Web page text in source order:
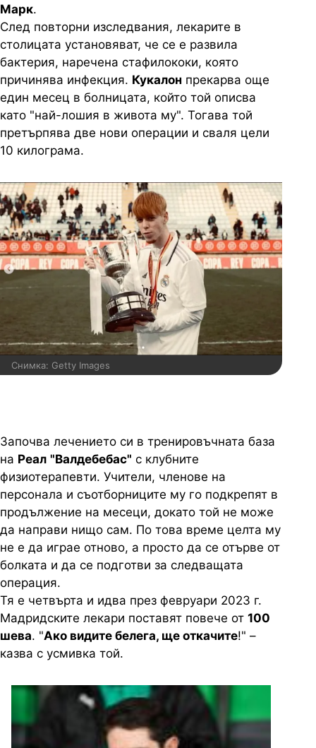
Марк.
След повторни изследвания, лекарите в
столицата установяват, че се е развила
бактерия, наречена стафилококи, която
причинява инфекция. Кукалон прекарва още
един месец в болницата, който той описва
като "най-лошия в живота му". Тогава той
претърпява две нови операции и сваля цели
10 килограма.
Снимка: Getty Images
Започва лечението си в тренировъчната база
на Реал "Валдебебас" с клубните
физиотерапевти. Учители, членове на
персонала и съотборниците му го подкрепят в
продължение на месеци, докато той не може
да направи нищо сам. По това време целта му
не е да играе отново, а просто да се отърве от
болката и да се подготви за следващата
операция.
Тя е четвърта и идва през февруари 2023 г.
Мадридските лекари поставят повече от 100
шева. "Ако видите белега, ще откачите!" –
казва с усмивка той.